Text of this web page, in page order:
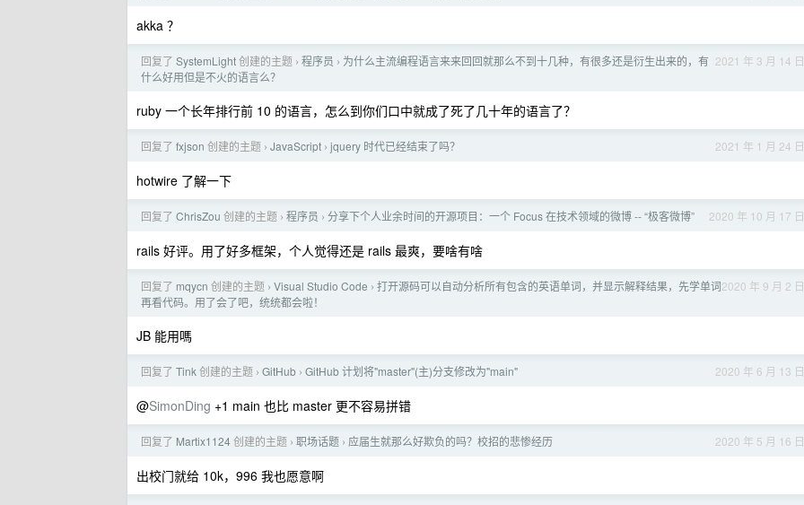
akka ？
2021 年 3 月 14 日
回复了 SystemLight创建的主题 › 程序员 › 为什么主流编程语言来来回回就那么不到十几种，有很多还是衍生出来的，有
什么好用但是不火的语言么？
ruby 一个长年排行前 10 的语言，怎么到你们口中就成了死了几十年的语言了？
2021 年 1 月 24 日
回复了 fxjson 创建的主题 › JavaScript › jquery 时代已经结束了吗？
hotwire 了解一下
2020 年 10 月 17 日
回复了 ChrisZou 创建的主题 › 程序员 › 分享下个人业余时间的开源项目：一个 Focus 在技术领域的微博 -- “极客微博”
rails 好评。用了好多框架，个人觉得还是 rails 最爽，要啥有啥
2020 年 9 月 2 日
回复了 mqycn 创建的主题 › Visual Studio Code › 打开源码可以自动分析所有包含的英语单词，并显示解释结果，先学单词
再看代码。用了会了吧，统统都会啦！
JB 能用嗎
2020 年 6 月 13 日
回复了 Tink创建的主题 › GitHub › GitHub 计划将"master"(主)分支修改为"main"
@SimonDing +1 main 也比 master 更不容易拼错
2020 年 5 月 16 日
回复了 Martix1124创建的主题 › 职场话题 › 应届生就那么好欺负的吗？校招的悲惨经历
出校门就给 10k，996 我也愿意啊